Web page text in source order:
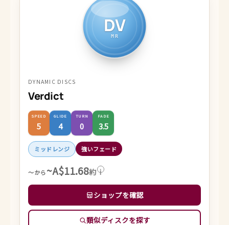
DV
MR
DYNAMIC DISCS
Verdict
SPEED
5
GLIDE
4
TURN
0
FADE
3.5
ミッドレンジ 強いフェード
～から~A$11.68約 i
ショップを確認
類似ディスクを探す